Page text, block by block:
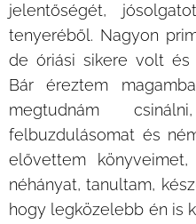
jelentőségét,
tenyeréből. Nagyon
de óriási sikere volt és
Bár éreztem
megtudnám
felbuzdulásomat és
elővettem
néhányat, tanultam,
hogy legközelebb én is